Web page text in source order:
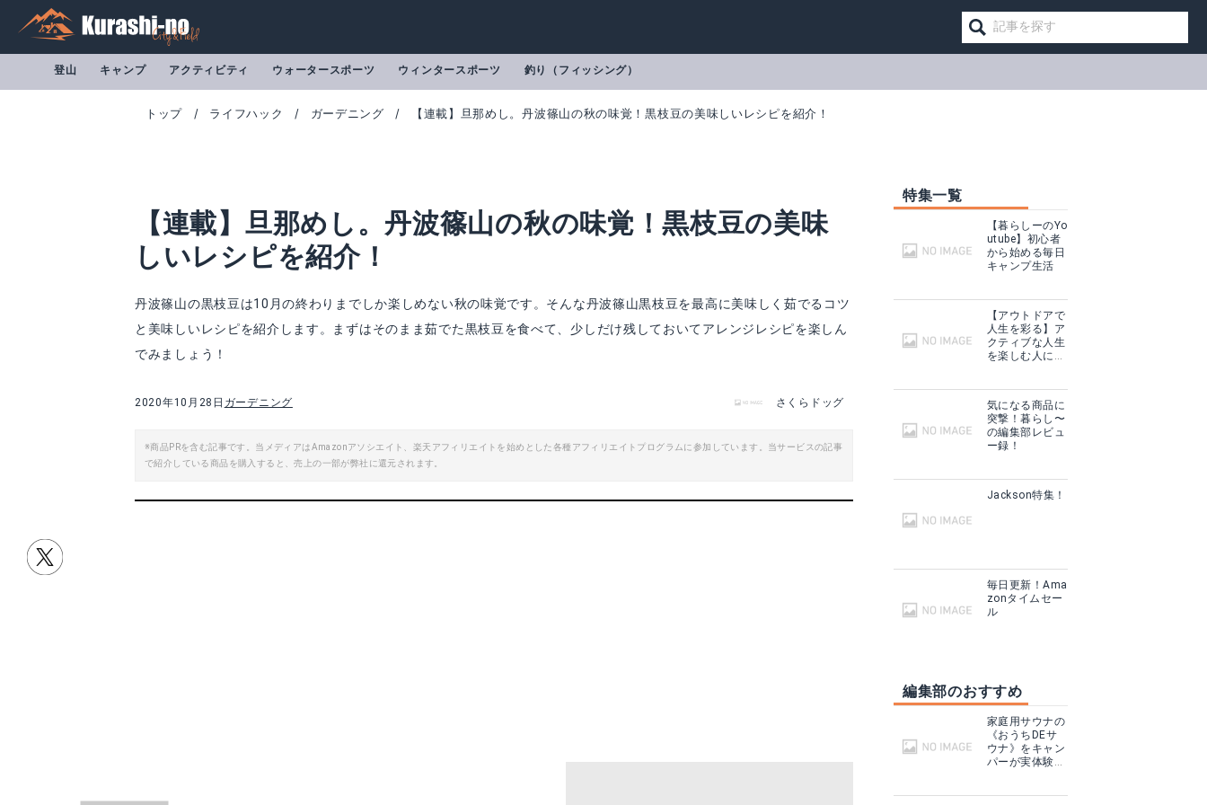
登山 キャンプ アクティビティ ウォータースポーツ ウィンタースポーツ 釣り（フィッシング）
トップ ライフハック ガーデニング 【連載】旦那めし。丹波篠山の秋の味覚！黒枝豆の美味しいレシピを紹介！
【連載】旦那めし。丹波篠山の秋の味覚！黒枝豆の美味
しいレシピを紹介！
丹波篠山の黒枝豆は10月の終わりまでしか楽しめない秋の味覚です。そんな丹波篠山黒枝豆を最高に美味しく茹でるコツ
と美味しいレシピを紹介します。まずはそのまま茹でた黒枝豆を食べて、少しだけ残しておいてアレンジレシピを楽しん
でみましょう！
2020年10月28日 ガーデニング さくらドッグ
※商品PRを含む記事です。当メディアはAmazonアソシエイト、楽天アフィリエイトを始めとした各種アフィリエイトプログラムに参加しています。当サービスの記事
で紹介している商品を購入すると、売上の一部が弊社に還元されます。
特集一覧
【暮らしーのYo
utube】初心者
から始める毎日
キャンプ生活
【アウトドアで
人生を彩る】ア
クティブな人生
を楽しむ人に話
気になる商品に
突撃！暮らし〜
の編集部レビュ
ー録！
Jackson特集！
毎日更新！Ama
zonタイムセー
ル
編集部のおすすめ
家庭用サウナの
《おうちDEサ
ウナ》をキャン
パーが実体験！